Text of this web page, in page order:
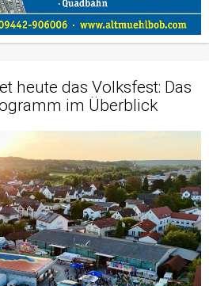
heute das Volksfest: Das
im Überblick